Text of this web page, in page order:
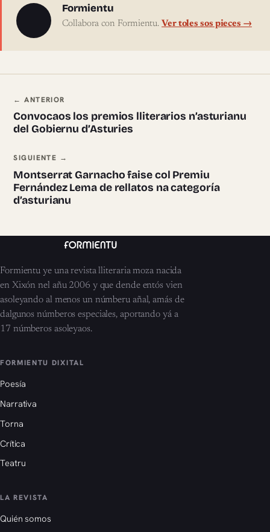
Sobre l'autor
Formientu
Collabora con Formientu. Ver toles sos pieces →
Navegación ente pieces
← ANTERIOR
Convocaos los premios lliterarios n’asturianu
del Gobiernu d’Asturies
SIGUIENTE →
Montserrat Garnacho faise col Premiu
Fernández Lema de rellatos na categoría
d’asturianu
Formientu ye una revista lliteraria moza nacida
en Xixón nel añu 2006 y que dende entós vien
asoleyando al menos un númberu añal, amás de
dalgunos númberos especiales, aportando yá a
17 númberos asoleyaos.
FORMIENTU DIXITAL
Poesía
Narrativa
Torna
Crítica
Teatru
LA REVISTA
Quién somos